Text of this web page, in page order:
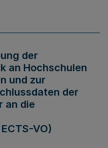
der
an Hochschulen
und zur
der
an die
VO)